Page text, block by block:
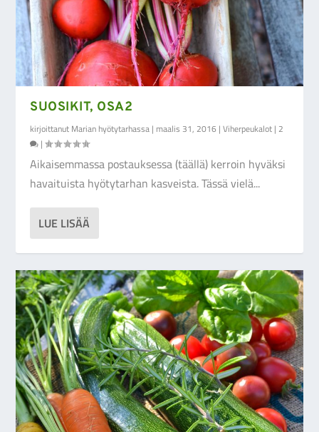
SUOSIKIT, OSA2
kirjoittanut Marian hyötytarhassa | maalis 31, 2016 |Viherpeukalot | 2
|
Aikaisemmassa postauksessa (täällä) kerroin hyväksi
havaituista hyötytarhan kasveista. Tässä vielä...
LUE LISÄÄ